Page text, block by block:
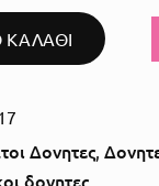
Δονητες
δονητες